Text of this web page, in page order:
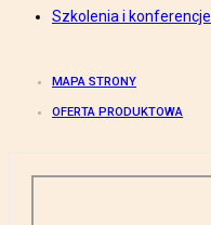
Szkolenia i konferencje
MAPA STRONY
OFERTA PRODUKTOWA